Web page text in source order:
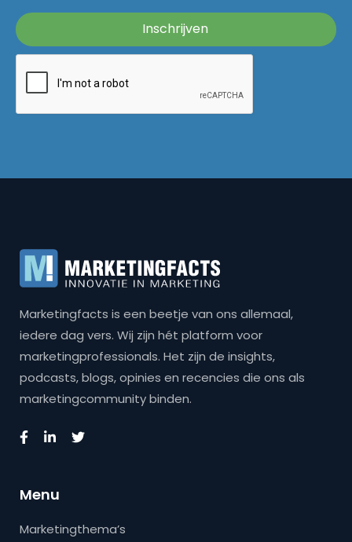
Marketingfacts is een beetje van ons allemaal,
iedere dag vers. Wij zijn hét platform voor
marketingprofessionals. Het zijn de insights,
podcasts, blogs, opinies en recencies die ons als
marketingcommunity binden.
Menu
Marketingthema’s